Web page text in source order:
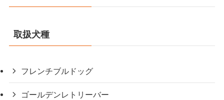
取扱犬種
フレンチブルドッグ
ゴールデンレトリーバー